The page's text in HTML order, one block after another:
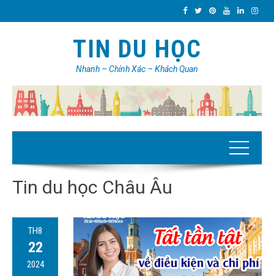
TIN DU HỌC
Nhanh – Chính Xác – Khách Quan
Tin du học Châu Âu
TH8
22
2024